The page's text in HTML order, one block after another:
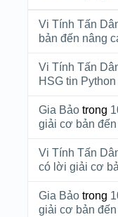
Vi Tính Tấn
bản đến nâng
Vi Tính Tấn
HSG tin
Gia Bảotrong
giải cơ bản
Vi Tính Tấn
có lời giải cơ
Gia Bảotrong
giải cơ bản